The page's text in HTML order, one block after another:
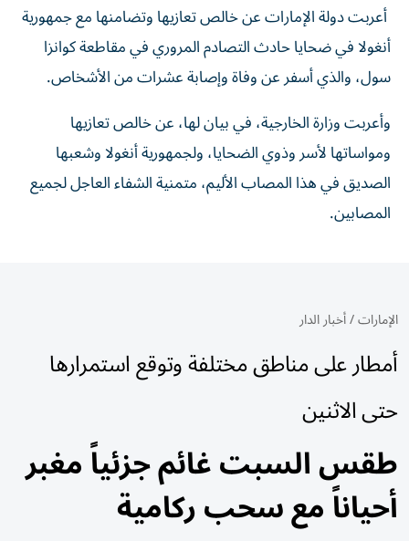
أعربت دولة الإمارات عن خالص تعازيها وتضامنها مع جمهورية
أنغولا في ضحايا حادث التصادم المروري في مقاطعة كوانزا
سول، والذي أسفر عن وفاة وإصابة عشرات من الأشخاص.
وأعربت وزارة الخارجية، في بيان لها، عن خالص تعازيها
ومواساتها لأسر وذوي الضحايا، ولجمهورية أنغولا وشعبها
الصديق في هذا المصاب الأليم، متمنية الشفاء العاجل لجميع
المصابين.
الإمارات/أخبار الدار
أمطار على مناطق مختلفة وتوقع استمرارها
حتى الاثنين
طقس السبت غائم جزئياً مغبر
أحياناً مع سحب ركامية